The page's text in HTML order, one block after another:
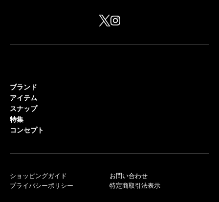
ブランド
アイテム
スナップ
特集
コンセプト
ショッピングガイド
プライバシーポリシー
お問い合わせ
特定商取引法表示